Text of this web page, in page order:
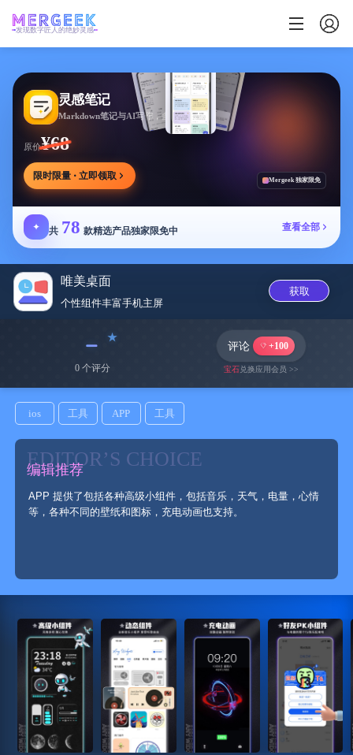
发现数字匠人的绝妙灵感
灵感笔记
Markdown笔记与AI写作，多方式整理同步笔记
原价¥68
限时限量 · 立即领取 Mergeek 独家限免
✦ 共 78 款精选产品独家限免中 查看全部
唯美桌面
个性组件丰富手机主屏
获取
﹣
0 个评分
评论 +100
宝石兑换应用会员 >>
ios 工具 APP 工具
EDITOR’S CHOICE
编辑推荐
APP 提供了包括各种高级小组件，包括音乐，天气，电量，心情
等，各种不同的壁纸和图标，充电动画也支持。